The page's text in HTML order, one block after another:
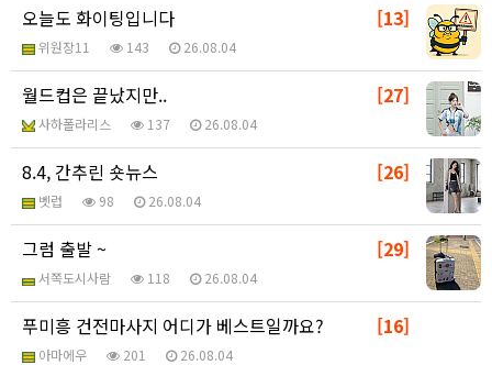
[13]
오늘도 화이팅입니다
위원장11 143 26.08.04
[27]
월드컵은 끝났지만..
사하폴라리스 137 26.08.04
[26]
8.4, 간추린 숏뉴스
벳럽 98 26.08.04
[29]
그럼 출발 ~
서쪽도시사람 118 26.08.04
[16]
푸미흥 건전마사지 어디가 베스트일까요?
아마에우 201 26.08.04